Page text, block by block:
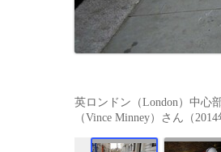
英ロンドン（London）中心
（Vince Minney）さん（